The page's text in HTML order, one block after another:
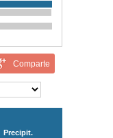
Comparte
Precipit.